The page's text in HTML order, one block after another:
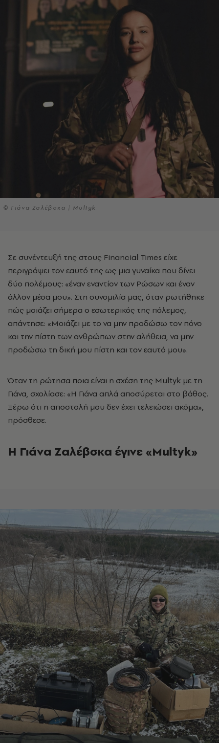
© Γιάνα Ζαλέβσκα | Multyk
Σε συνέντευξή της στους Financial Times είχε
περιγράψει τον εαυτό της ως μια γυναίκα που δίνει
δύο πολέμους: «έναν εναντίον των Ρώσων και έναν
άλλον μέσα μου». Στη συνομιλία μας, όταν ρωτήθηκε
πώς μοιάζει σήμερα ο εσωτερικός της πόλεμος,
απάντησε: «Μοιάζει με το να μην προδώσω τον πόνο
και την πίστη των ανθρώπων στην αλήθεια, να μην
προδώσω τη δική μου πίστη και τον εαυτό μου».
Όταν τη ρώτησα ποια είναι η σχέση της Multyk με τη
Γιάνα, σχολίασε: «Η Γιάνα απλά αποσύρεται στο βάθος.
Ξέρω ότι η αποστολή μου δεν έχει τελειώσει ακόμα»,
πρόσθεσε.
Η Γιάνα Ζαλέβσκα έγινε «Multyk»